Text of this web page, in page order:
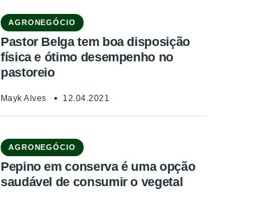
AGRONEGÓCIO
Pastor Belga tem boa disposição
física e ótimo desempenho no
pastoreio
Mayk Alves 12.04.2021
AGRONEGÓCIO
Pepino em conserva é uma opção
saudável de consumir o vegetal